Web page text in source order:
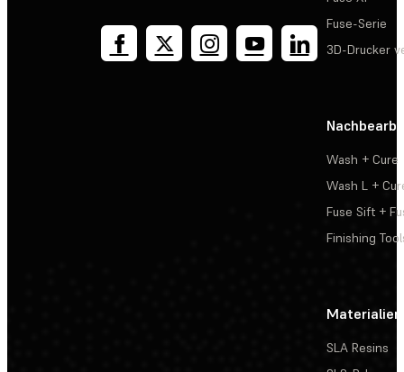
Fuse-Serie
3D-Drucker
Wash + Cure
Wash L +
Fuse Sift +
Finishing
Materialien
SLA Resins